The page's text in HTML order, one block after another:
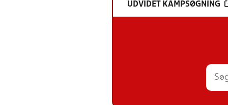
UDVIDET KAMPSØGNING